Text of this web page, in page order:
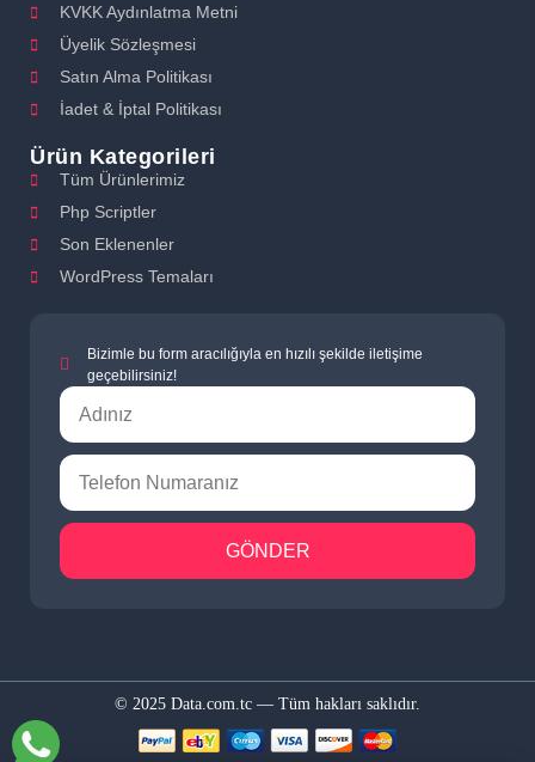
KVKK Aydınlatma Metni
Üyelik Sözleşmesi
Satın Alma Politikası
İadet & İptal Politikası
Ürün Kategorileri
Tüm Ürünlerimiz
Php Scriptler
Son Eklenenler
WordPress Temaları
Bizimle bu form aracılığıyla en hızılı şekilde iletişime
geçebilirsiniz!
GÖNDER
© 2025 Data.com.tc — Tüm hakları saklıdır.